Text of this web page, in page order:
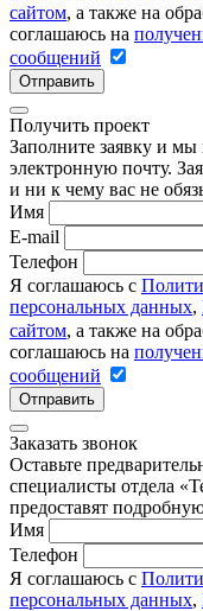
сайтом, а также на
соглашаюсь на
сообщений
Отправить
Получить проект
Заполните заявку и
электронную почту.
и ни к чему вас не
Имя
E-mail
Телефон
Я соглашаюсь с
персональных данных,
сайтом, а также на
соглашаюсь на
сообщений
Отправить
Заказать звонок
Оставьте
специалисты отдела
предоставят
Имя
Телефон
Я соглашаюсь с
персональных данных,